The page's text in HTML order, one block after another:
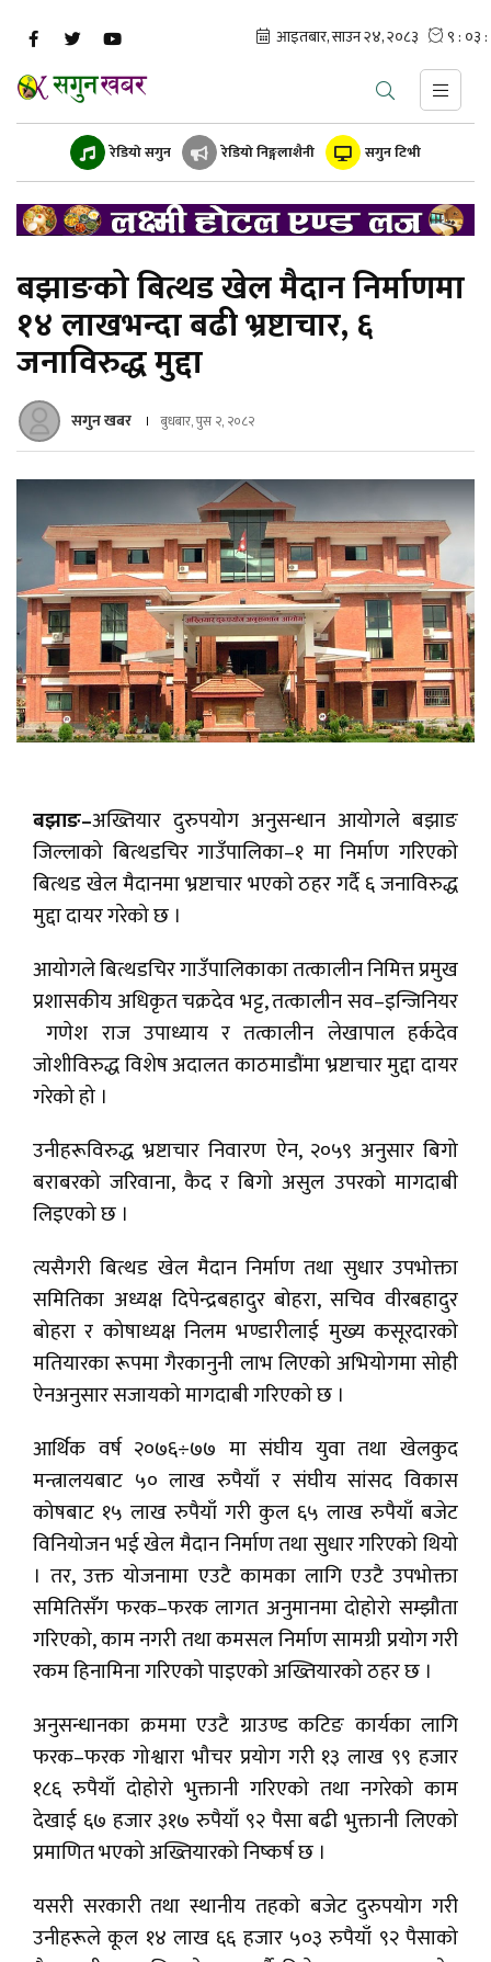
रेडियो सगुन रेडियो निङ्गलाशैनी सगुन टिभी
बझाङको बित्थड खेल मैदान निर्माणमा
१४ लाखभन्दा बढी भ्रष्टाचार, ६
जनाविरुद्ध मुद्दा
सगुन खबर बुधबार, पुस २, २०८२
बझाङ–अख्तियार दुरुपयोग अनुसन्धान आयोगले बझाङ
जिल्लाको बित्थडचिर गाउँपालिका–१ मा निर्माण गरिएको
बित्थड खेल मैदानमा भ्रष्टाचार भएको ठहर गर्दै ६ जनाविरुद्ध
मुद्दा दायर गरेको छ ।
आयोगले बित्थडचिर गाउँपालिकाका तत्कालीन निमित्त प्रमुख
प्रशासकीय अधिकृत चक्रदेव भट्ट, तत्कालीन सव–इन्जिनियर
गणेश राज उपाध्याय र तत्कालीन लेखापाल हर्कदेव
जोशीविरुद्ध विशेष अदालत काठमाडौंमा भ्रष्टाचार मुद्दा दायर
गरेको हो ।
उनीहरूविरुद्ध भ्रष्टाचार निवारण ऐन, २०५९ अनुसार बिगो
बराबरको जरिवाना, कैद र बिगो असुल उपरको मागदाबी
लिइएको छ ।
त्यसैगरी बित्थड खेल मैदान निर्माण तथा सुधार उपभोक्ता
समितिका अध्यक्ष दिपेन्द्रबहादुर बोहरा, सचिव वीरबहादुर
बोहरा र कोषाध्यक्ष निलम भण्डारीलाई मुख्य कसूरदारको
मतियारका रूपमा गैरकानुनी लाभ लिएको अभियोगमा सोही
ऐनअनुसार सजायको मागदाबी गरिएको छ ।
आर्थिक वर्ष २०७६÷७७ मा संघीय युवा तथा खेलकुद
मन्त्रालयबाट ५० लाख रुपैयाँ र संघीय सांसद विकास
कोषबाट १५ लाख रुपैयाँ गरी कुल ६५ लाख रुपैयाँ बजेट
विनियोजन भई खेल मैदान निर्माण तथा सुधार गरिएको थियो
। तर, उक्त योजनामा एउटै कामका लागि एउटै उपभोक्ता
समितिसँग फरक–फरक लागत अनुमानमा दोहोरो सम्झौता
गरिएको, काम नगरी तथा कमसल निर्माण सामग्री प्रयोग गरी
रकम हिनामिना गरिएको पाइएको अख्तियारको ठहर छ ।
अनुसन्धानका क्रममा एउटै ग्राउण्ड कटिङ कार्यका लागि
फरक–फरक गोश्वारा भौचर प्रयोग गरी १३ लाख ९९ हजार
१८६ रुपैयाँ दोहोरो भुक्तानी गरिएको तथा नगरेको काम
देखाई ६७ हजार ३१७ रुपैयाँ ९२ पैसा बढी भुक्तानी लिएको
प्रमाणित भएको अख्तियारको निष्कर्ष छ ।
यसरी सरकारी तथा स्थानीय तहको बजेट दुरुपयोग गरी
उनीहरूले कूल १४ लाख ६६ हजार ५०३ रुपैयाँ ९२ पैसाको